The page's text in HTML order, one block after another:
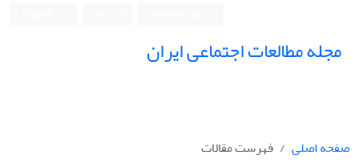
مجله مطالعات اجتماعی ایران
صفحه اصلی
فهرست مقالات